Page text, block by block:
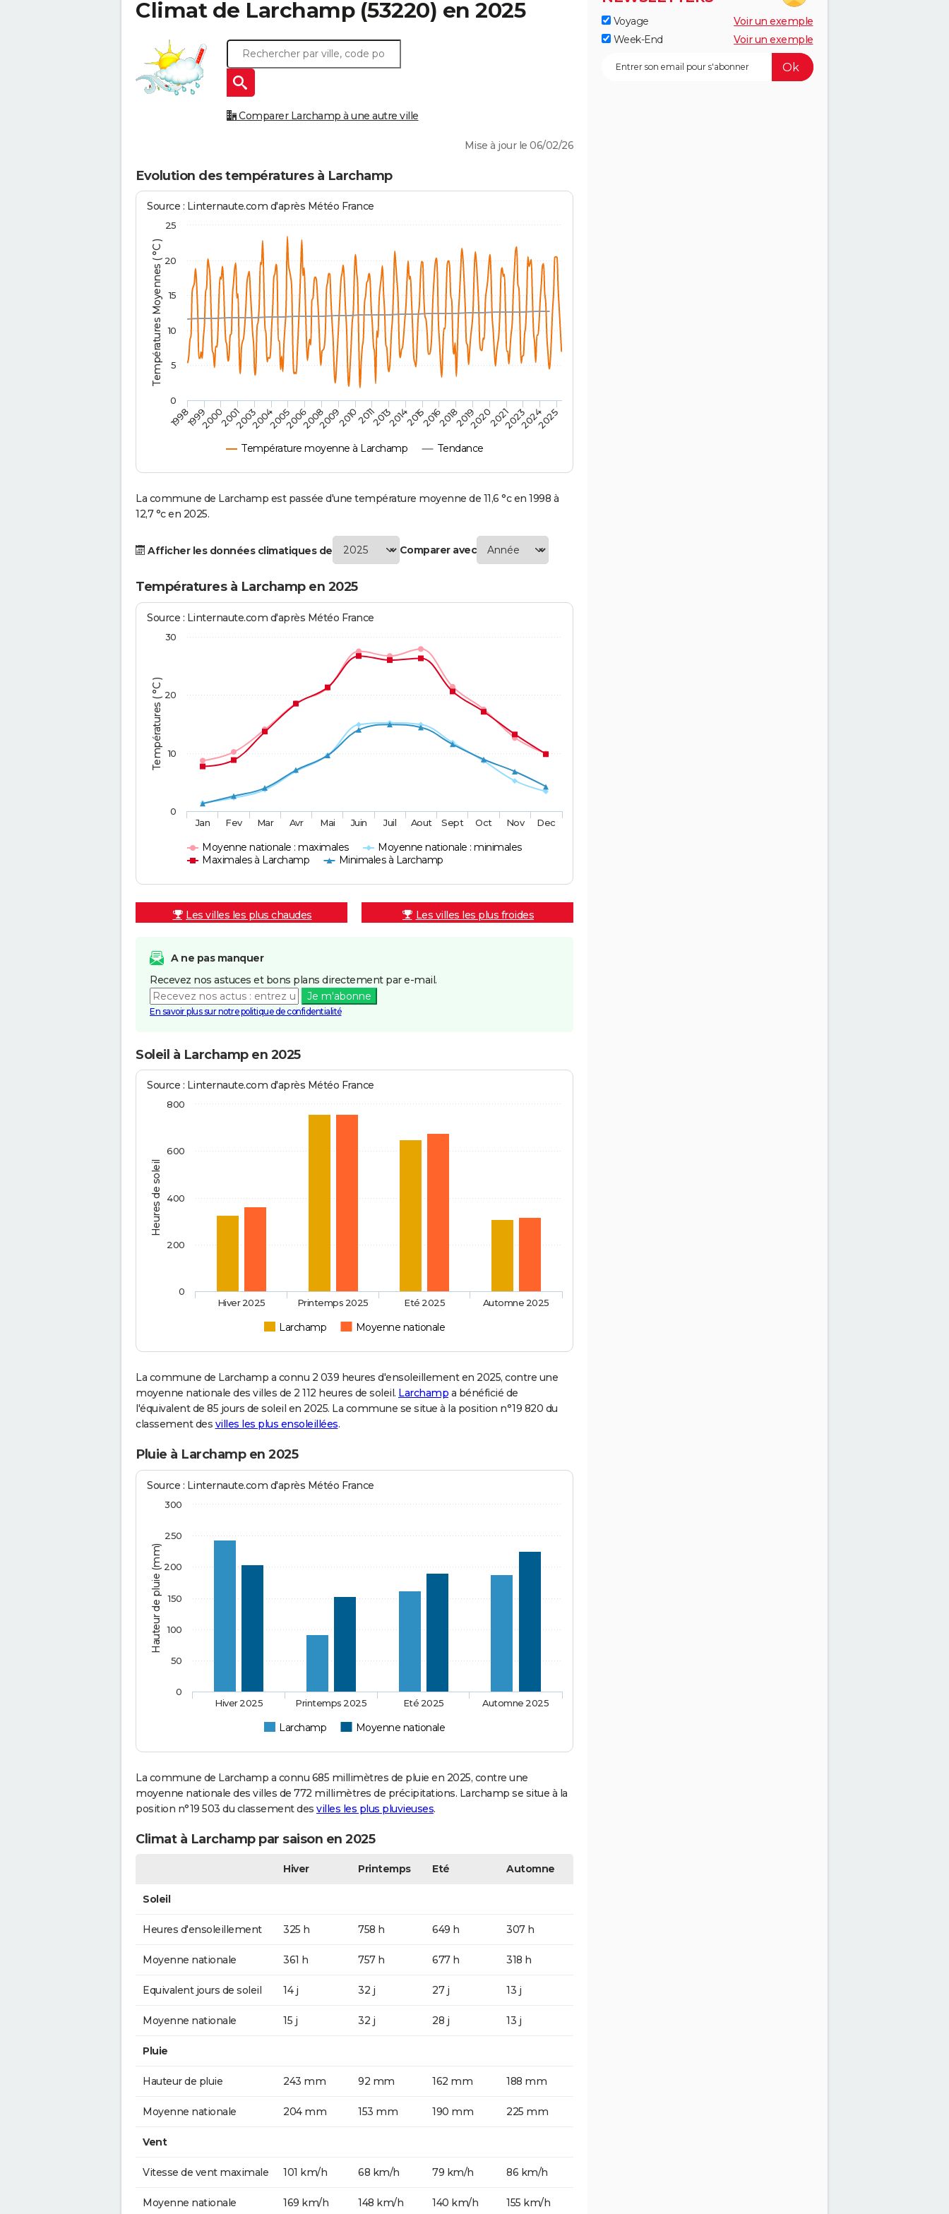
Climat de Larchamp(53220) en 2025
Comparer Larchamp à une autre ville
Mise à jour le 06/02/26
Evolution des températures à Larchamp
Températures Moyennes ( °C )
Source : Linternaute.com d'après Météo France
Température moyenne à Larchamp Tendance
1998 2014
199920002001200320042005200620082009201020112013 201520162018201920202021202320242025
0
5
10
15
20
25
La commune de Larchamp est passée d'une température moyenne de 11,6 °c en 1998 à
12,7 °c en 2025.
Afficher les données climatiques de Comparer avec
Températures à Larchamp en 2025
Températures ( °C )
Source : Linternaute.com d'après Météo France
Moyenne nationale : maximales
Moyenne nationale : minimales
Maximales à Larchamp
Minimales à Larchamp
Jan Fev Mar Avr Mai Juin Juil Aout Sept Oct Nov Dec
0
10
20
30
Les villes les plus chaudes Les villes les plus froides
A ne pas manquer
Recevez nos astuces et bons plans directement par e-mail.
Je m'abonne
En savoir plus sur notre politique de confidentialité
Soleil à Larchamp en 2025
Heures de soleil
Source : Linternaute.com d'après Météo France
Larchamp Moyenne nationale
Hiver 2025 Printemps 2025 Eté 2025 Automne 2025
0
200
400
600
800
La commune de Larchamp a connu 2 039 heures d'ensoleillement en 2025, contre une
moyenne nationale des villes de 2 112 heures de soleil. Larchamp a bénéficié de
l'équivalent de 85 jours de soleil en 2025. La commune se situe à la position n°19 820 du
classement des villes les plus ensoleillées.
Pluie à Larchamp en 2025
Hauteur de pluie (mm)
Source : Linternaute.com d'après Météo France
Larchamp Moyenne nationale
Hiver 2025 Printemps 2025 Eté 2025 Automne 2025
0
50
100
150
200
250
300
La commune de Larchamp a connu 685 millimètres de pluie en 2025, contre une
moyenne nationale des villes de 772 millimètres de précipitations. Larchamp se situe à la
position n°19 503 du classement des villes les plus pluvieuses.
Climat à Larchamp par saison en 2025
Hiver Printemps Eté Automne
Soleil
Heures d'ensoleillement 325 h 758 h 649 h 307 h
Moyenne nationale 361 h 757 h 677 h 318 h
Equivalent jours de soleil 14 j 32 j 27 j 13 j
Moyenne nationale 15 j 32 j 28 j 13 j
Pluie
Hauteur de pluie 243 mm 92 mm 162 mm 188 mm
Moyenne nationale 204 mm 153 mm 190 mm 225 mm
Vent
Vitesse de vent maximale 101 km/h 68 km/h 79 km/h 86 km/h
Moyenne nationale 169 km/h 148 km/h 140 km/h 155 km/h
Voyage
Voir un exemple
Week-End
Voir un exemple